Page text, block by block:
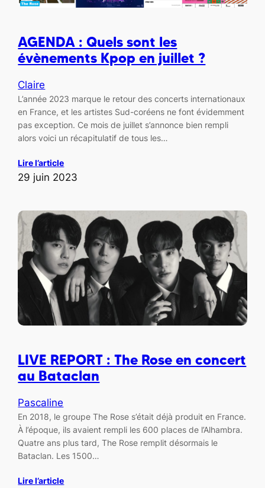
AGENDA : Quels sont les
évènements Kpop en juillet ?
Claire
L’année 2023 marque le retour des concerts internationaux
en France, et les artistes Sud-coréens ne font évidemment
pas exception. Ce mois de juillet s’annonce bien rempli
alors voici un récapitulatif de tous les…
Lire l’article
29 juin 2023
LIVE REPORT : The Rose en concert
au Bataclan
Pascaline
En 2018, le groupe The Rose s’était déjà produit en France.
À l’époque, ils avaient rempli les 600 places de l’Alhambra.
Quatre ans plus tard, The Rose remplit désormais le
Bataclan. Les 1500…
Lire l’article